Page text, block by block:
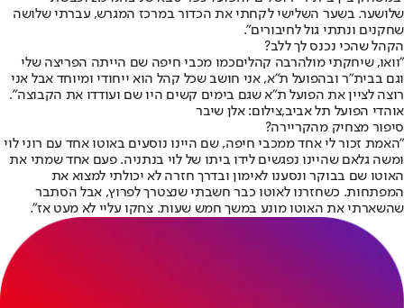
שלושער. בשער השלישי לקחתי את הכדור במרכז המגרש, עברתי שלושה
שחקנים ונתתי גול לחיבורים".
הקהל שהכי נכנס לך ללב?
"וואו, שיחקתי מולהרבה קהליםכמו מכבי חיפה שם הייתה הפריצה שלי
וגם בבית"ר ובהפועל ת"א, אני חושב שכל קהל הוא ייחודי ומיוחד אבל אני
רוצה לציין את הפועל ת"א שגם בימים קשים היו שם ועודדו את הקבוצה".
אוהדי הפועל תל אביב,צילום: אלן שיבר
סיפור מצחיק מהקריירה?
"האמת זכור לי אחד ממכבי חיפה, שם היינו נוסעים באוטו אחד עם רוני לוי
ומשה גלאם שהיינו נפגשים לידו ביתו של לוי בנתניה. פעם אחד שמתי את
האוטו שם בבוקר ונסענו לאימון ובדרך חזרה לא יכולתי למצוא את
המפתחות. כשחזרנו לאוטו כבר חשבתי שנצטרך לפרוץ, אבל הסתבר
שהשארתי את האוטו מונע במשך חמש שעות. צחקו עליי לא מעט אז".